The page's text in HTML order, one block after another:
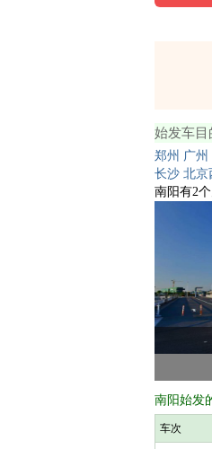
始发车目
郑州 广州
长沙 北京
南阳有2个
南阳始发
车次